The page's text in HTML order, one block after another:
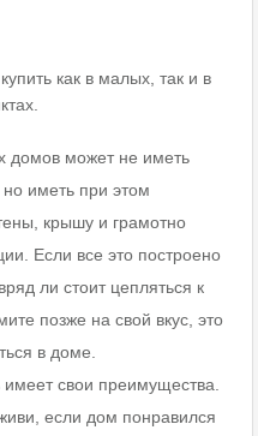
как в малых, так и в
домов может не иметь
иметь при этом
крышу и грамотно
Если все это построено
ли стоит цепляться к
позже на свой вкус, это
в доме.
свои преимущества.
если дом понравился